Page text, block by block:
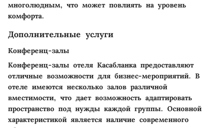
многолюдным, что может повлиять на уровень
комфорта.
Дополнительные услуги
Конференц-залы
Конференц-залы отеля Касабланка предоставляют
отличные возможности для бизнес-мероприятий. В
отеле имеются несколько залов различной
вместимости, что дает возможность адаптировать
пространство под нужды каждой группы. Основной
характеристикой является наличие современного